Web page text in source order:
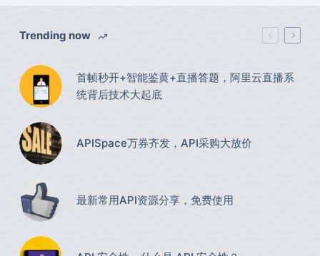
Trending now
首帧秒开+智能鉴黄+直播答题，阿里云直播系
统背后技术大起底
APISpace万券齐发，API采购大放价
最新常用API资源分享，免费使用​